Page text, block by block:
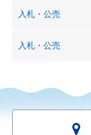
入札・公売
入札・公売